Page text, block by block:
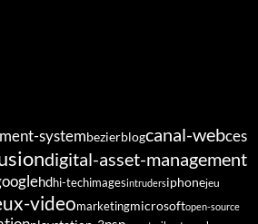
systembezierblogcanal-webces
digital-asset-management
hdhi-techimagesintrudersiphonejeu
videomarketingmicrosoftopen-source